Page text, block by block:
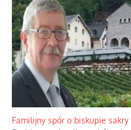
Ciemna strona
Historia jest doświadczeniem
że będziemy coś krytykować
powstania nie zrobili, jest...